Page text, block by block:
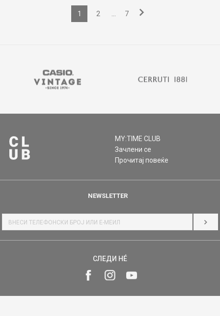
1 2 ... 7
MY:TIME CLUB
Зачлени се
Прочитај повеќе
NEWSLETTER
СЛЕДИ НÉ